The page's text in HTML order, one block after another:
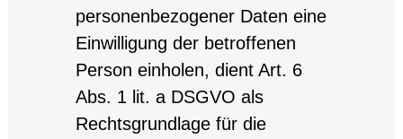
personenbezogener Daten eine
Einwilligung der betroffenen
Person einholen, dient Art. 6
Abs. 1 lit. a DSGVO als
Rechtsgrundlage für die